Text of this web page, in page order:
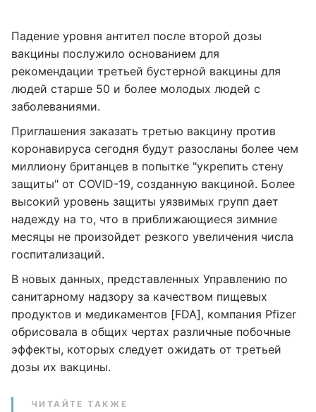
Падение уровня антител после второй дозы
вакцины послужило основанием для
рекомендации третьей бустерной вакцины для
людей старше 50 и более молодых людей с
заболеваниями.
Приглашения заказать третью вакцину против
коронавируса сегодня будут разосланы более чем
миллиону британцев в попытке "укрепить стену
защиты" от COVID-19, созданную вакциной. Более
высокий уровень защиты уязвимых групп дает
надежду на то, что в приближающиеся зимние
месяцы не произойдет резкого увеличения числа
госпитализаций.
В новых данных, представленных Управлению по
санитарному надзору за качеством пищевых
продуктов и медикаментов [FDA], компания Pfizer
обрисовала в общих чертах различные побочные
эффекты, которых следует ожидать от третьей
дозы их вакцины.
ЧИТАЙТЕ ТАКЖЕ